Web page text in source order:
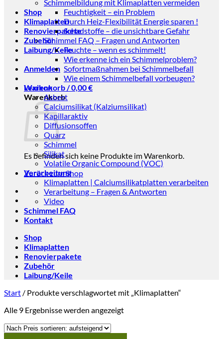
Shop
Klimaplatten
Renovierpakete
Zubehör
Laibung/Keile
Anmelden
Warenkorb /0,00€
Warenkorb
Es befinden sich keine Produkte im Warenkorb.
Zurück zum Shop
Schimmelbildung mit Klimaplatten vermeiden
Feuchtigkeit – ein Problem
Durch Heiz-Flexibilität Energie sparen !
Schadstoffe – die unsichtbare Gefahr
Schimmel FAQ – Fragen und Antworten
Feuchte – wenn es schimmelt!
Wie erkenne ich ein Schimmelproblem?
Sofortmaßnahmen bei Schimmelbefall
Wie einem Schimmelbefall vorbeugen?
Lexikon
Asbest
Calciumsilikat (Kalziumsilikat)
Kapillaraktiv
Diffusionsoffen
Quarz
Schimmel
Silikat
Volatile Organic Compound (VOC)
Verarbeitung
Klimaplatten | Calciumsilikatplatten verarbeiten
Verarbeitung – Fragen & Antworten
Video
Schimmel FAQ
Kontakt
Shop
Klimaplatten
Renovierpakete
Zubehör
Laibung/Keile
Start / Produkte verschlagwortet mit „Klimaplatten“
Alle 9 Ergebnisse werden angezeigtNach